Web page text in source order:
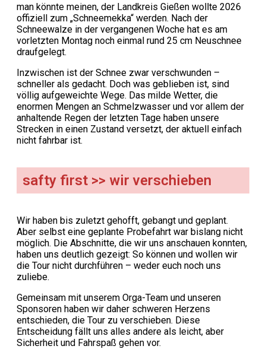
man könnte meinen, der Landkreis Gießen wollte 2026
offiziell zum „Schneemekka“ werden. Nach der
Schneewalze in der vergangenen Woche hat es am
vorletzten Montag noch einmal rund 25 cm Neuschnee
draufgelegt.
Inzwischen ist der Schnee zwar verschwunden –
schneller als gedacht. Doch was geblieben ist, sind
völlig aufgeweichte Wege. Das milde Wetter, die
enormen Mengen an Schmelzwasser und vor allem der
anhaltende Regen der letzten Tage haben unsere
Strecken in einen Zustand versetzt, der aktuell einfach
nicht fahrbar ist.
safty first >> wir verschieben
Wir haben bis zuletzt gehofft, gebangt und geplant.
Aber selbst eine geplante Probefahrt war bislang nicht
möglich. Die Abschnitte, die wir uns anschauen konnten,
haben uns deutlich gezeigt: So können und wollen wir
die Tour nicht durchführen – weder euch noch uns
zuliebe.
Gemeinsam mit unserem Orga-Team und unseren
Sponsoren haben wir daher schweren Herzens
entschieden, die Tour zu verschieben. Diese
Entscheidung fällt uns alles andere als leicht, aber
Sicherheit und Fahrspaß gehen vor.